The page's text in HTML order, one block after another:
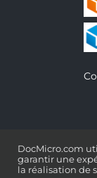
DocMicro.com
garantir une
la réalisation de